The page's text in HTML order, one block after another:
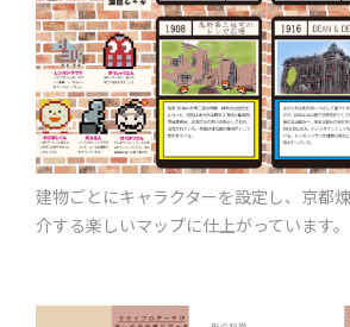
建物ごとにキャラクターを設定し、京都
介する楽しいマップに仕上がっています。